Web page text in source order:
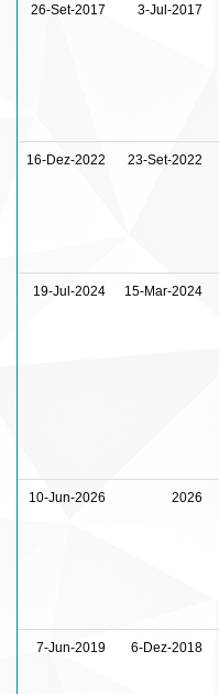
26-Set-2017 3-Jul-2017
16-Dez-2022 23-Set-2022
19-Jul-2024 15-Mar-2024
10-Jun-2026 2026
7-Jun-2019 6-Dez-2018